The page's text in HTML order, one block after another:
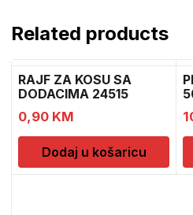
Related products
RAJF ZA KOSU SA
DODACIMA 24515
CH52451
0,90 KM
Dodaj u košaricu